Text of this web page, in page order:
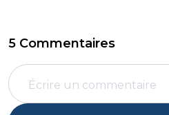
5 Commentaires